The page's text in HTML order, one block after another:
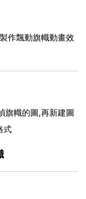
作飄動旗幟動畫效
旗幟的圖,再新建圖
式